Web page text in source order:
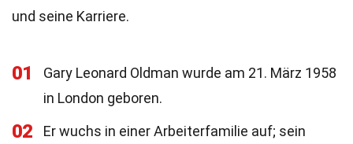
und seine Karriere.
01
Gary Leonard Oldman wurde am 21. März 1958
in London geboren.
02
Er wuchs in einer Arbeiterfamilie auf; sein